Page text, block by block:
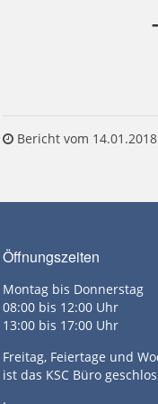
Bericht vom 14.01.2018
Öffnungszeiten
Montag bis Donnerstag
08:00 bis 12:00 Uhr
13:00 bis 17:00 Uhr
Freitag, Feiertage und
ist das KSC Büro